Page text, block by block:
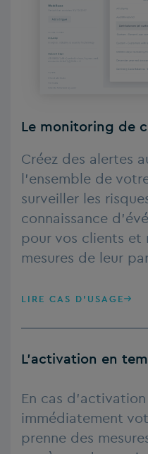
Le monitoring de
Créez des alertes
l’ensemble de
surveiller les
connaissance
pour vos clients et
mesures de leur
LIRE CAS D'USAGE
L’activation en
En cas
immédiatement
prenne des